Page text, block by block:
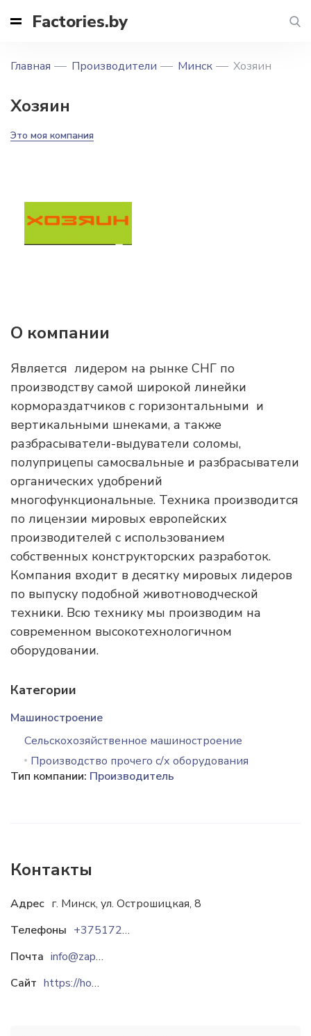
Factories.by
Главная Производители Минск Хозяин
Хозяин
Это моя компания
О компании
Является лидером на рынке СНГ по
производству самой широкой линейки
кормораздатчиков с горизонтальными и
вертикальными шнеками, а также
разбрасыватели-выдуватели соломы,
полуприцепы самосвальные и разбрасыватели
органических удобрений
многофункциональные. Техника производится
по лицензии мировых европейских
производителей с использованием
собственных конструкторских разработок.
Компания входит в десятку мировых лидеров
по выпуску подобной животноводческой
техники. Всю технику мы производим на
современном высокотехнологичном
оборудовании.
Категории
Машиностроение
Сельскохозяйственное машиностроение
Производство прочего с/х оборудования
Тип компании: Производитель
Контакты
Адрес г. Минск, ул. Острошицкая, 8
Телефоны
+37517263-89-89
Почта
info@zapagro.ru
Сайт
https://hozain.com